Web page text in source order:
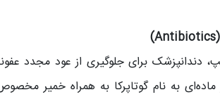
دندانپزشک برای جلوگیری از عود مجدد
ماده‌ای به نام گوتاپرکا به همراه خمیر